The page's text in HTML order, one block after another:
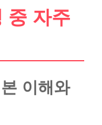
중 자주
이해와